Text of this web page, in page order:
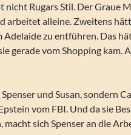
Rugars Stil. Der Graue
arbeitet alleine. Zweitens
zu entführen. Das
gerade vom Shopping kam.
und Susan, sondern
vom FBI. Und da sie
macht sich Spenser an die